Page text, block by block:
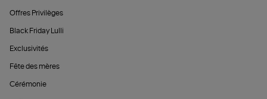
Offres Privilèges
Black Friday Lulli
Exclusivités
Fête des mères
Cérémonie